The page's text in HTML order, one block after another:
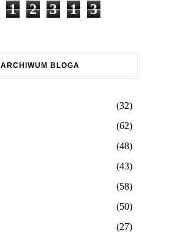
1 2 3 1 3
ARCHIWUM BLOGA
(32)
(62)
(48)
(43)
(58)
(50)
(27)